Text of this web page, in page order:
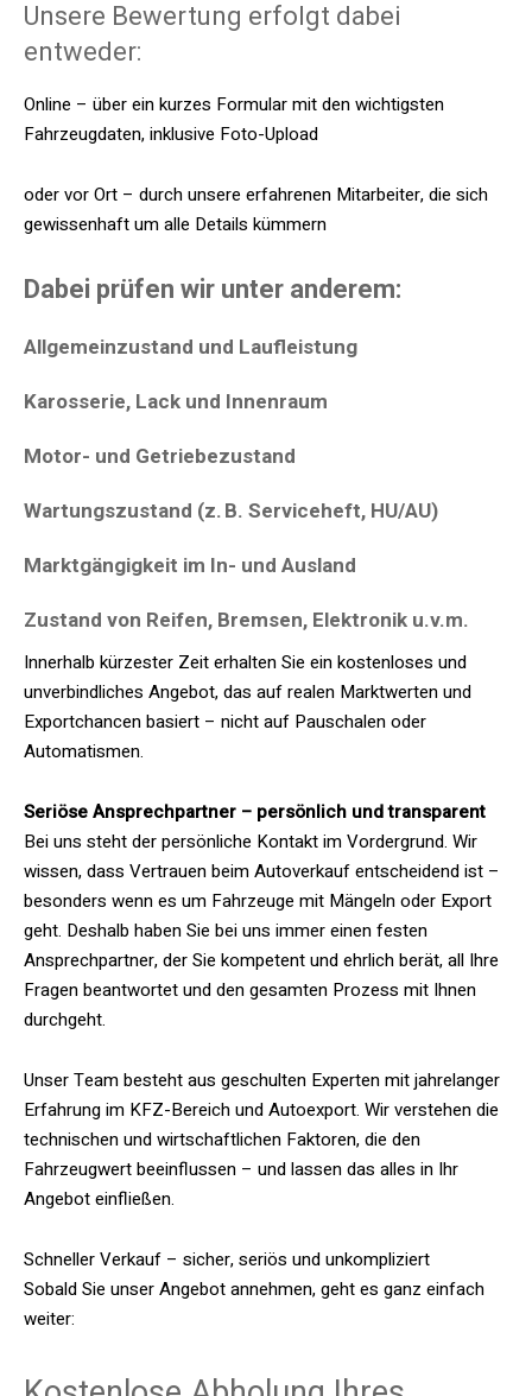
Unsere Bewertung erfolgt dabei
entweder:
Online – über ein kurzes Formular mit den wichtigsten
Fahrzeugdaten, inklusive Foto-Upload
oder vor Ort – durch unsere erfahrenen Mitarbeiter, die sich
gewissenhaft um alle Details kümmern
Dabei prüfen wir unter anderem:
Allgemeinzustand und Laufleistung
Karosserie, Lack und Innenraum
Motor- und Getriebezustand
Wartungszustand (z. B. Serviceheft, HU/AU)
Marktgängigkeit im In- und Ausland
Zustand von Reifen, Bremsen, Elektronik u.v.m.
Innerhalb kürzester Zeit erhalten Sie ein kostenloses und
unverbindliches Angebot, das auf realen Marktwerten und
Exportchancen basiert – nicht auf Pauschalen oder
Automatismen.
Seriöse Ansprechpartner – persönlich und transparent
Bei uns steht der persönliche Kontakt im Vordergrund. Wir
wissen, dass Vertrauen beim Autoverkauf entscheidend ist –
besonders wenn es um Fahrzeuge mit Mängeln oder Export
geht. Deshalb haben Sie bei uns immer einen festen
Ansprechpartner, der Sie kompetent und ehrlich berät, all Ihre
Fragen beantwortet und den gesamten Prozess mit Ihnen
durchgeht.
Unser Team besteht aus geschulten Experten mit jahrelanger
Erfahrung im KFZ-Bereich und Autoexport. Wir verstehen die
technischen und wirtschaftlichen Faktoren, die den
Fahrzeugwert beeinflussen – und lassen das alles in Ihr
Angebot einfließen.
Schneller Verkauf – sicher, seriös und unkompliziert
Sobald Sie unser Angebot annehmen, geht es ganz einfach
weiter: